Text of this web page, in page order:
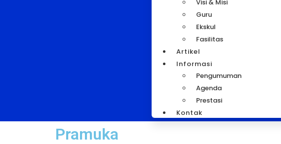
Visi & Misi
Guru
Ekskul
Fasilitas
Artikel
Informasi
Pengumuman
Agenda
Prestasi
Kontak
Pramuka